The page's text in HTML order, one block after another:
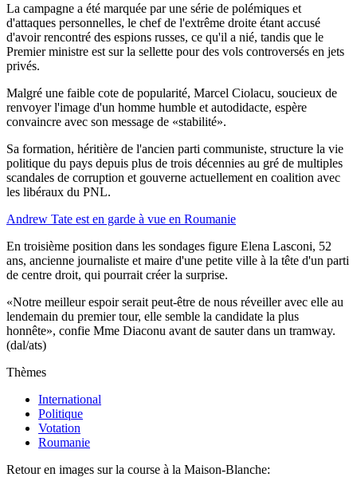
La campagne a été marquée par une série de polémiques et
d'attaques personnelles, le chef de l'extrême droite étant accusé
d'avoir rencontré des espions russes, ce qu'il a nié, tandis que le
Premier ministre est sur la sellette pour des vols controversés en jets
privés.
Malgré une faible cote de popularité, Marcel Ciolacu, soucieux de
renvoyer l'image d'un homme humble et autodidacte, espère
convaincre avec son message de «stabilité».
Sa formation, héritière de l'ancien parti communiste, structure la vie
politique du pays depuis plus de trois décennies au gré de multiples
scandales de corruption et gouverne actuellement en coalition avec
les libéraux du PNL.
Andrew Tate est en garde à vue en Roumanie
En troisième position dans les sondages figure Elena Lasconi, 52
ans, ancienne journaliste et maire d'une petite ville à la tête d'un parti
de centre droit, qui pourrait créer la surprise.
«Notre meilleur espoir serait peut-être de nous réveiller avec elle au
lendemain du premier tour, elle semble la candidate la plus
honnête», confie Mme Diaconu avant de sauter dans un tramway.
(dal/ats)
Thèmes
International
Politique
Votation
Roumanie
Retour en images sur la course à la Maison-Blanche: